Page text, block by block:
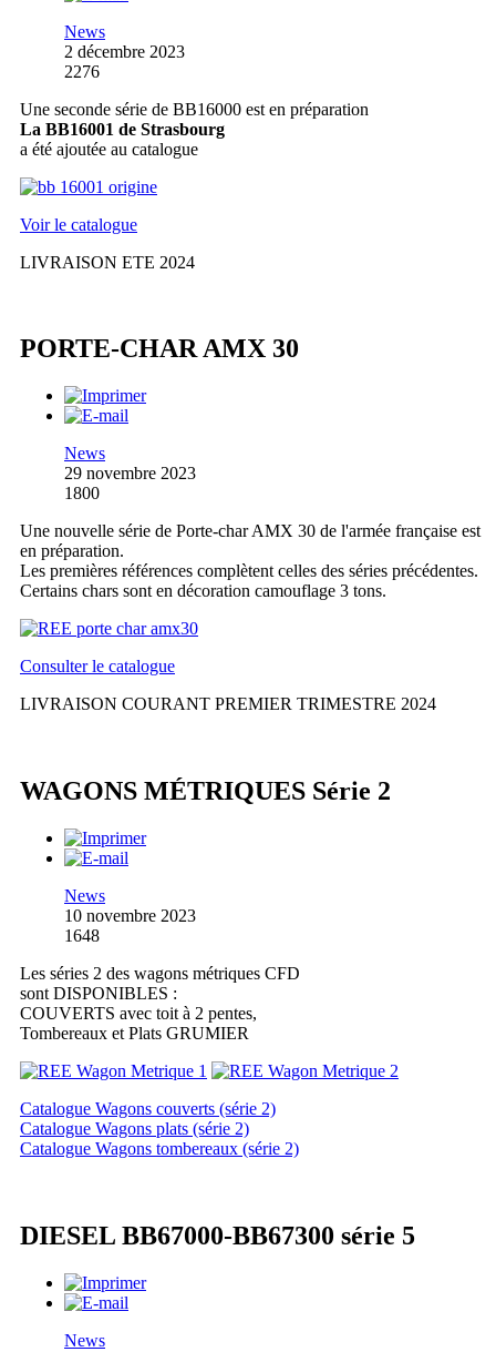
News
2 décembre 2023
2276
Une seconde série de BB16000 est en préparation
La BB16001 de Strasbourg
a été ajoutée au catalogue
Voir le catalogue
LIVRAISON ETE 2024
PORTE-CHAR AMX 30
News
29 novembre 2023
1800
Une nouvelle série de Porte-char AMX 30 de l'armée française est
en préparation.
Les premières références complètent celles des séries précédentes.
Certains chars sont en décoration camouflage 3 tons.
Consulter le catalogue
LIVRAISON COURANT PREMIER TRIMESTRE 2024
WAGONS MÉTRIQUES Série 2
News
10 novembre 2023
1648
Les séries 2 des wagons métriques CFD
sont DISPONIBLES :
COUVERTS avec toit à 2 pentes,
Tombereaux et Plats GRUMIER
Catalogue Wagons couverts (série 2)
Catalogue Wagons plats (série 2)
Catalogue Wagons tombereaux (série 2)
DIESEL BB67000-BB67300 série 5
News